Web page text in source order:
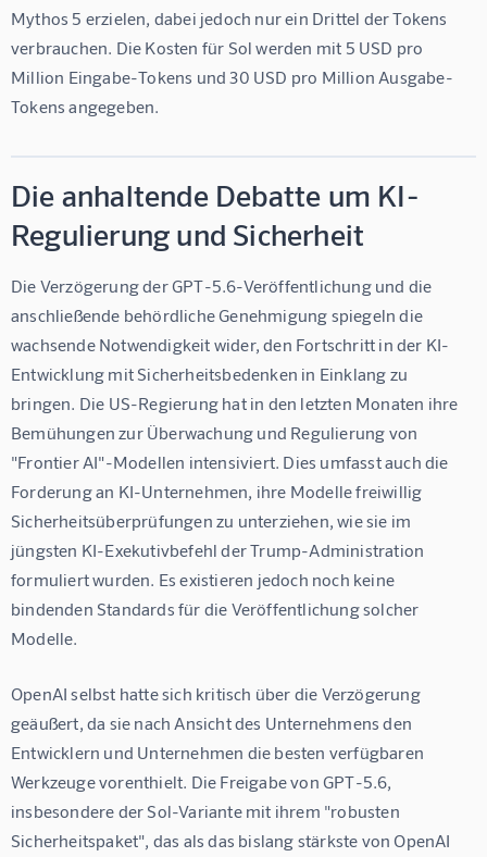
Mythos 5 erzielen, dabei jedoch nur ein Drittel der Tokens
verbrauchen. Die Kosten für Sol werden mit 5 USD pro
Million Eingabe-Tokens und 30 USD pro Million Ausgabe-
Tokens angegeben.
Die anhaltende Debatte um KI-
Regulierung und Sicherheit
Die Verzögerung der GPT-5.6-Veröffentlichung und die
anschließende behördliche Genehmigung spiegeln die
wachsende Notwendigkeit wider, den Fortschritt in der KI-
Entwicklung mit Sicherheitsbedenken in Einklang zu
bringen. Die US-Regierung hat in den letzten Monaten ihre
Bemühungen zur Überwachung und Regulierung von
"Frontier AI"-Modellen intensiviert. Dies umfasst auch die
Forderung an KI-Unternehmen, ihre Modelle freiwillig
Sicherheitsüberprüfungen zu unterziehen, wie sie im
jüngsten KI-Exekutivbefehl der Trump-Administration
formuliert wurden. Es existieren jedoch noch keine
bindenden Standards für die Veröffentlichung solcher
Modelle.
OpenAI selbst hatte sich kritisch über die Verzögerung
geäußert, da sie nach Ansicht des Unternehmens den
Entwicklern und Unternehmen die besten verfügbaren
Werkzeuge vorenthielt. Die Freigabe von GPT-5.6,
insbesondere der Sol-Variante mit ihrem "robusten
Sicherheitspaket", das als das bislang stärkste von OpenAI